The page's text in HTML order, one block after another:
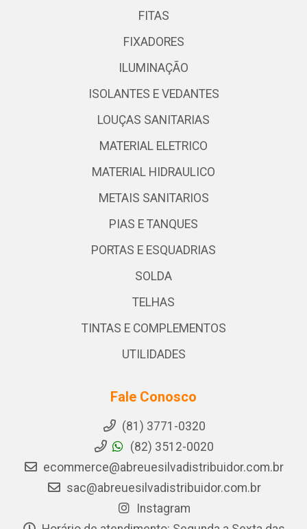
FITAS
FIXADORES
ILUMINAÇÃO
ISOLANTES E VEDANTES
LOUÇAS SANITARIAS
MATERIAL ELETRICO
MATERIAL HIDRAULICO
METAIS SANITARIOS
PIAS E TANQUES
PORTAS E ESQUADRIAS
SOLDA
TELHAS
TINTAS E COMPLEMENTOS
UTILIDADES
Fale Conosco
(81) 3771-0320
(82) 3512-0020
ecommerce@abreuesilvadistribuidor.com.br
sac@abreuesilvadistribuidor.com.br
Instagram